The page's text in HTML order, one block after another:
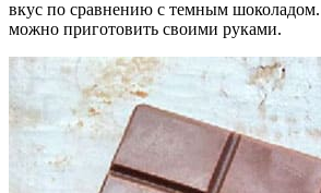
вкус по сравнению с темным шоколадом.
можно приготовить своими руками.